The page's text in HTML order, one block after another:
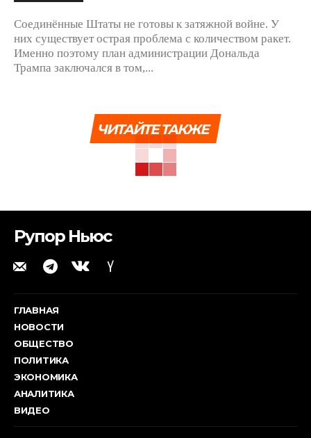
Соединённые Штаты не готовы к затяжной войне. У
них существует острая проблема с количеством ракет.
Именно поэтому план администрации Дональда
Трампа заключался в том,...
ЧИТАЙТЕ ТАКЖЕ
Рупор Ньюс
ГЛАВНАЯ
НОВОСТИ
ОБЩЕСТВО
ПОЛИТИКА
ЭКОНОМИКА
АНАЛИТИКА
ВИДЕО